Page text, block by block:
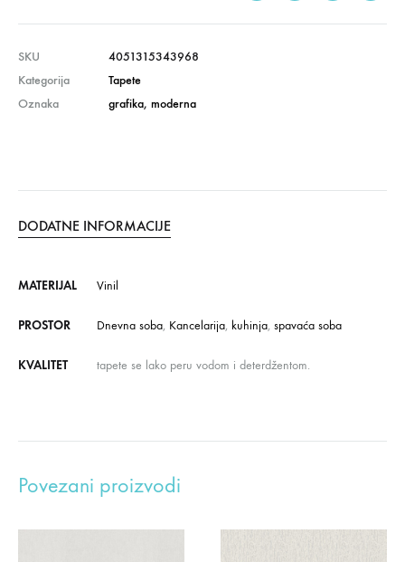
SKU
4051315343968
Kategorija
Tapete
Oznaka
grafika, moderna
DODATNE INFORMACIJE
MATERIJAL Vinil
PROSTOR Dnevna soba, Kancelarija, kuhinja, spavaća soba
KVALITET tapete se lako peru vodom i deterdžentom.
Povezani proizvodi